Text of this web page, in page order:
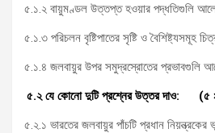
৫.১.২ বায়ুমণ্ডল উত্তপ্ত হওয়ার পদ্ধতিগুলি
৫.১.৩ পরিচলন বৃষ্টিপাতের সৃষ্টি ও বৈশিষ্ট্যসমূহ
৫.১.৪ জলবায়ুর উপর সমুদ্রস্রোতের প্রভাবগুলি
৫.২ যে কোনো দুটি প্রশ্নের উত্তর দাও: (৫
৫.২.১ ভারতের জলবায়ুর পাঁচটি প্রধান